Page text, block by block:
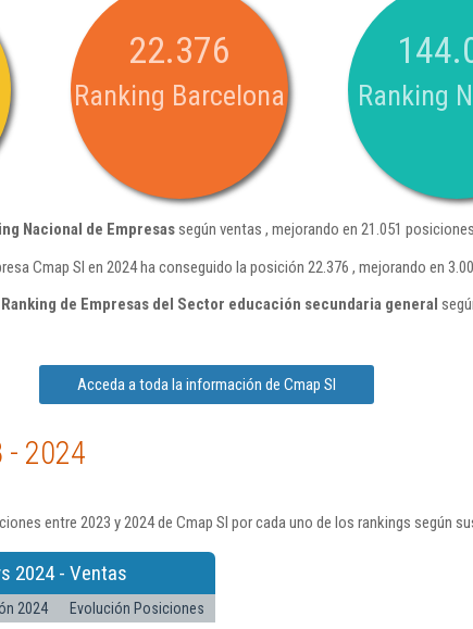
22.376
Ranking Barcelona Ranking
Nacional de Empresassegún ventas , mejorando en 21.051
Cmap Sl en 2024 ha conseguido la posición 22.376 , mejorando en
Ranking de Empresas del Sector educación secundaria general
Acceda a toda la información de Cmap Sl
- 2024
entre 2023 y 2024 de Cmap Sl por cada uno de los rankings según
2024 - Ventas
2024
Evolución Posiciones